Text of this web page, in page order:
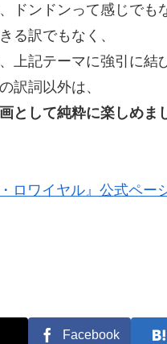
ドンドンって感じでも
る訳でもなく、
上記テーマに強引に結
訳詞以外は、
として純粋に楽しめま
ロワイヤル』公式ペー
Facebook